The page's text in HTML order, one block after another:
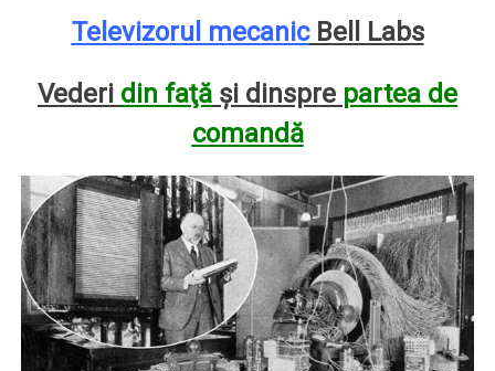
Televizorul mecanicBell Labs
Vederi din faţă şi dinspre partea de
comandă